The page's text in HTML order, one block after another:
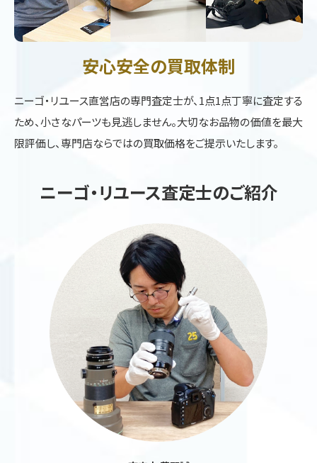
安心安全の買取体制
ニーゴ・リユース直営店の専門査定士が、1点1点丁寧に査定する
ため、小さなパーツも見逃しません。大切なお品物の価値を最大
限評価し、専門店ならではの買取価格をご提示いたします。
ニーゴ・リユース査定士のご紹介